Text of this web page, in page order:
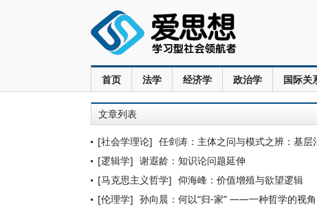
首页 法学 经济学 政治学 国际关
文章列表
[社会学理论] 任剑涛：主体之问与模式之辨：基层
[逻辑学] 谢遐龄：知识论问题延伸
[马克思主义哲学] 仰海峰：价值增殖与欲望逻辑
[伦理学] 孙向晨：何以“归-家” ——一种哲学的视角